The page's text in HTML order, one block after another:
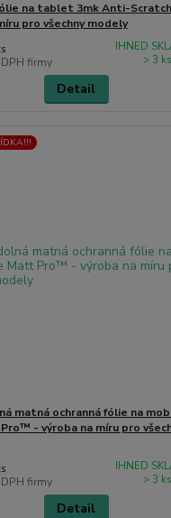
na tablet 3mk Anti-
pro všechny modely
firmy
IHNED
> 3 ks
Detail
matná ochranná fólie na
- výroba na míru pro
firmy
IHNED
> 3 ks
Detail